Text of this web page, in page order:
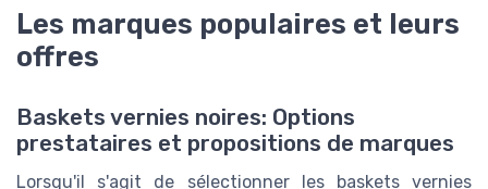
Les marques populaires et leurs
offres
Baskets vernies noires: Options
prestataires et propositions de marques
Lorsqu'il s'agit de sélectionner les baskets vernies